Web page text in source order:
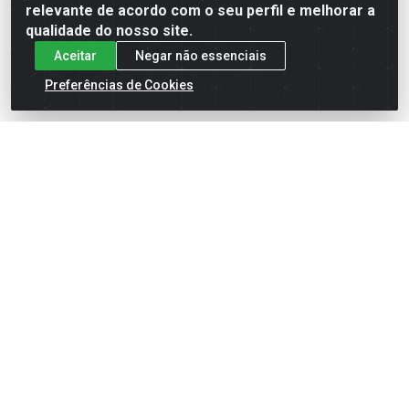
Faça seu login ou
cadastre-se para
ver preços e
comprar
Faça seu login ou
cadastre-se para
ver preços e
relevante de acordo com o seu perfil e melhorar a
qualidade do nosso site.
Aceitar
Negar não essenciais
Preferências de Cookies